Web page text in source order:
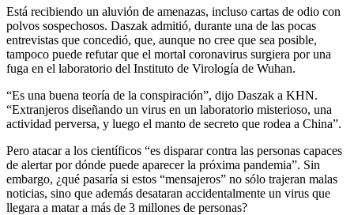
Está recibiendo un aluvión de amenazas, incluso cartas de odio con
polvos sospechosos. Daszak admitió, durante una de las pocas
entrevistas que concedió, que, aunque no cree que sea posible,
tampoco puede refutar que el mortal coronavirus surgiera por una
fuga en el laboratorio del Instituto de Virología de Wuhan.
“Es una buena teoría de la conspiración”, dijo Daszak a KHN.
“Extranjeros diseñando un virus en un laboratorio misterioso, una
actividad perversa, y luego el manto de secreto que rodea a China”.
Pero atacar a los científicos “es disparar contra las personas capaces
de alertar por dónde puede aparecer la próxima pandemia”. Sin
embargo, ¿qué pasaría si estos “mensajeros” no sólo trajeran malas
noticias, sino que además desataran accidentalmente un virus que
llegara a matar a más de 3 millones de personas?